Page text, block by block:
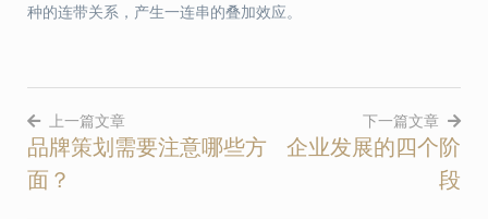
种的连带关系，产生一连串的叠加效应。
文
章
上一篇文章
品牌策划需要注意哪些方
面？
下一篇文章
企业发展的四个阶
段